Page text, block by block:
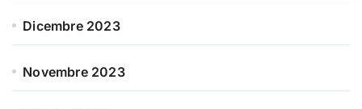
Dicembre 2023
Novembre 2023